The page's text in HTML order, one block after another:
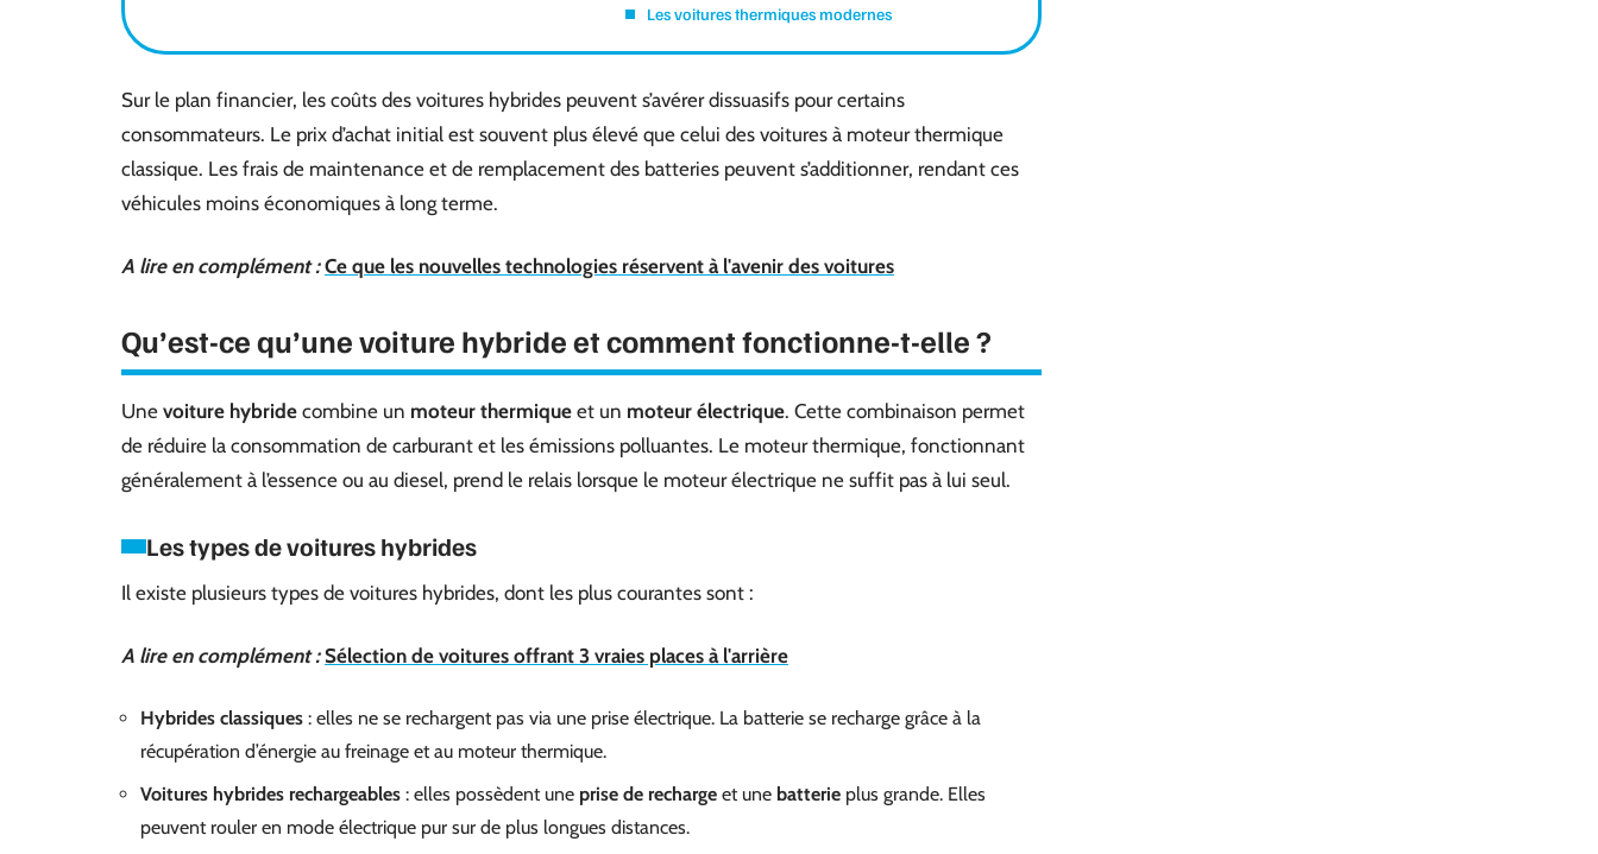
Les voitures thermiques modernes
Sur le plan financier, les coûts des voitures hybrides peuvent s’avérer dissuasifs pour certains
consommateurs. Le prix d’achat initial est souvent plus élevé que celui des voitures à moteur thermique
classique. Les frais de maintenance et de remplacement des batteries peuvent s’additionner, rendant ces
véhicules moins économiques à long terme.
A lire en complément : Ce que les nouvelles technologies réservent à l'avenir des voitures
Qu’est-ce qu’une voiture hybride et comment fonctionne-t-elle ?
Une voiture hybride combine un moteur thermique et un moteur électrique. Cette combinaison permet
de réduire la consommation de carburant et les émissions polluantes. Le moteur thermique, fonctionnant
généralement à l’essence ou au diesel, prend le relais lorsque le moteur électrique ne suffit pas à lui seul.
Les types de voitures hybrides
Il existe plusieurs types de voitures hybrides, dont les plus courantes sont :
A lire en complément : Sélection de voitures offrant 3 vraies places à l'arrière
Hybrides classiques : elles ne se rechargent pas via une prise électrique. La batterie se recharge grâce à la
récupération d’énergie au freinage et au moteur thermique.
Voitures hybrides rechargeables : elles possèdent une prise de recharge et une batterie plus grande. Elles
peuvent rouler en mode électrique pur sur de plus longues distances.